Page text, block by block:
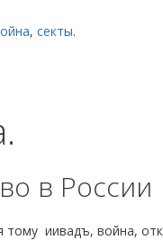
, секты.
в России
тому иивадъ, война,